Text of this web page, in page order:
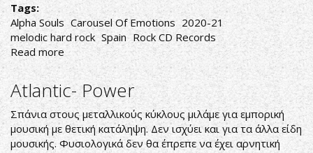
Tags:
Alpha Souls Carousel Of Emotions 2020-21
melodic hard rock Spain Rock CD Records
Read more about
Alpha
Souls-
Carousel
Of
Emotions
Atlantic- Power
Σπάνια στους μεταλλικούς κύκλους μιλάμε για εμπορική
μουσική με θετική κατάληψη. Δεν ισχύει και για τα άλλα είδη
μουσικής. Φυσιολογικά δεν θα έπρεπε να έχει αρνητική